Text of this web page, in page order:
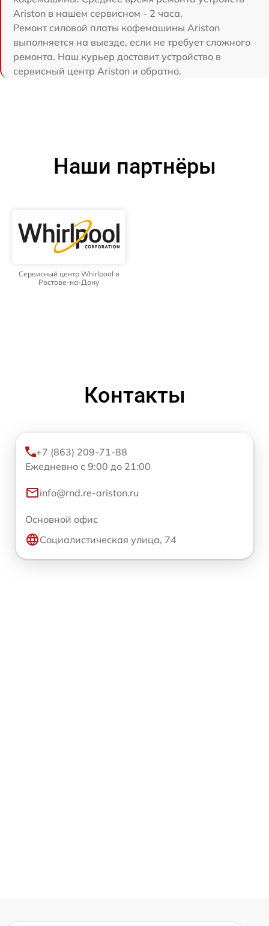
Ariston в нашем сервисном - 2 часа.
Ремонт силовой платы кофемашины Ariston
выполняется на выезде, если не требует сложного
ремонта. Наш курьер доставит устройство в
сервисный центр Ariston и обратно.
Наши партнёры
Сервисный центр Whirlpool в
Ростове-на-Дону
Контакты
+7 (863) 209-71-88
Ежедневно с 9:00 до 21:00
info@rnd.re-ariston.ru
Основной офис
Социалистическая улица, 74